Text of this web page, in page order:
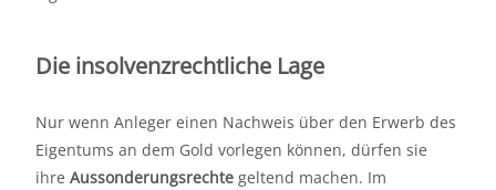
Die insolvenzrechtliche Lage
Nur wenn Anleger einen Nachweis über den Erwerb des
Eigentums an dem Gold vorlegen können, dürfen sie
ihre Aussonderungsrechte geltend machen. Im